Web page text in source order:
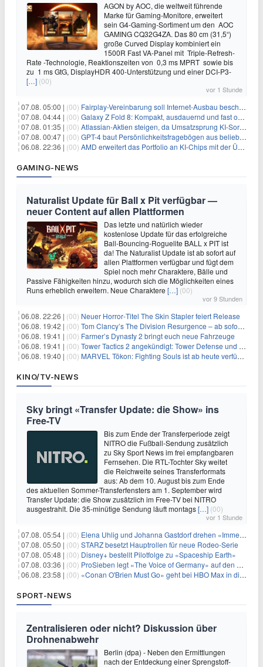
AGON by AOC, die weltweit führende
Marke für Gaming-Monitore, erweitert
sein G4-Gaming-Sortiment um den AOC
GAMING CQ32G4ZA. Das 80 cm (31,5“)
große Curved Display kombiniert ein
1500R Fast VA-Panel mit Triple-Refresh-
Rate -Technologie, Reaktionszeiten von 0,3 ms MPRT sowie bis
zu 1 ms GtG, DisplayHDR 400-Unterstützung und einer DCI-P3-
[…] (00)
vor 1 Stunde
07.08. 05:00 | (00) Fairplay-Vereinbarung soll Internet-Ausbau beschleunigen
07.08. 04:44 | (00) Galaxy Z Fold 8: Kompakt, ausdauernd und fast ohne Falte
07.08. 01:35 | (00) Atlassian-Aktien steigen, da Umsatzsprung KI-Sorgen dämpft
07.08. 00:47 | (00) GPT-4 baut Persönlichkeitsfragebögen aus beliebigen Texten und sagt Antworten voraus
06.08. 22:36 | (00) AMD erweitert das Portfolio an KI-Chips mit der Übernahme von Taalas
GAMING-NEWS
Naturalist Update für Ball x Pit verfügbar —
neuer Content auf allen Plattformen
Das letzte und natürlich wieder
kostenlose Update für das erfolgreiche
Ball-Bouncing-Roguelite BALL x PIT ist
da! The Naturalist Update ist ab sofort auf
allen Plattformen verfügbar und fügt dem
Spiel noch mehr Charaktere, Bälle und
Passive Fähigkeiten hinzu, wodurch sich die Möglichkeiten eines
Runs erheblich erweitern. Neue Charaktere […] (00)
vor 9 Stunden
06.08. 22:26 | (00) Neuer Horror‑Titel The Skin Stapler feiert Release
06.08. 19:42 | (00) Tom Clancy’s The Division Resurgence – ab sofort für euch verfügbar
06.08. 19:41 | (00) Farmer’s Dynasty 2 bringt euch neue Fahrzeuge
06.08. 19:41 | (00) Tower Tactics 2 angekündigt: Tower Defense und Deckbuilding Kombo kehrt zurück
06.08. 19:40 | (00) MARVEL Tōkon: Fighting Souls ist ab heute verfügbar
KINO/TV-NEWS
Sky bringt «Transfer Update: die Show» ins
Free-TV
Bis zum Ende der Transferperiode zeigt
NITRO die Fußball-Sendung zusätzlich
zu Sky Sport News im frei empfangbaren
Fernsehen. Die RTL-Tochter Sky weitet
die Reichweite seines Transferformats
aus: Ab dem 10. August bis zum Ende
des aktuellen Sommer-Transferfensters am 1. September wird
Transfer Update: die Show zusätzlich im Free-TV bei NITRO
ausgestrahlt. Die 35-minütige Sendung läuft montags[…] (00)
vor 1 Stunde
07.08. 05:54 | (00) Elena Uhlig und Johanna Gastdorf drehen «Immer fehlt was»
07.08. 05:50 | (00) STARZ besetzt Hauptrollen für neue Rodeo-Serie
07.08. 05:48 | (00) Disney+ bestellt Pilotfolge zu «Spaceship Earth»
07.08. 03:36 | (00) ProSieben legt «The Voice of Germany» auf den Samstag
06.08. 23:58 | (00) «Conan O'Brien Must Go» geht bei HBO Max in die dritte Runde
SPORT-NEWS
Zentralisieren oder nicht? Diskussion über
Drohnenabwehr
Berlin (dpa) - Neben den Ermittlungen
nach der Entdeckung einer Sprengstoff-